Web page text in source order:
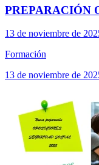
PREPARACIÓN
13 de noviembre de
Formación
13 de noviembre de